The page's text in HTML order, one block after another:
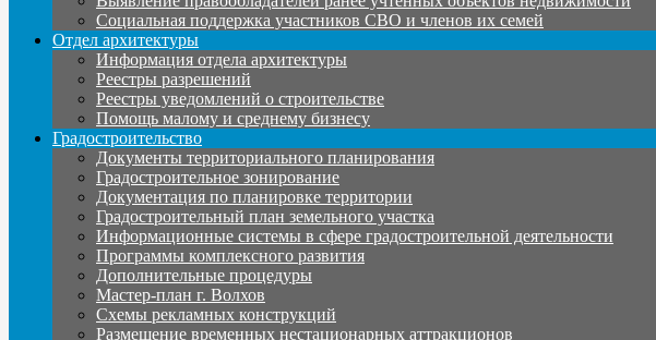
Социальная поддержка участников СВО и членов их семей
Отдел архитектуры
Информация отдела архитектуры
Реестры разрешений
Реестры уведомлений о строительстве
Помощь малому и среднему бизнесу
Градостроительство
Документы территориального планирования
Градостроительное зонирование
Документация по планировке территории
Градостроительный план земельного участка
Информационные системы в сфере градостроительной деятельности
Программы комплексного развития
Дополнительные процедуры
Мастер-план г. Волхов
Схемы рекламных конструкций
Размещение временных нестационарных аттракционов